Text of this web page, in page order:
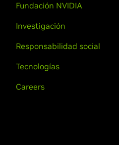
Fundación NVIDIA
Investigación
Responsabilidad social
Tecnologías
Careers